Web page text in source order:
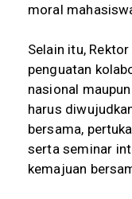
moral
Selain itu,
penguatan
nasional
harus
bersama,
serta seminar
kemajuan